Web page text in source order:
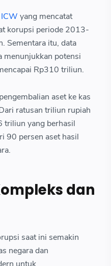
yang mencatat
korupsi periode 2013-
Sementara itu, data
menunjukkan potensi
Rp310 triliun.
aset ke kas
ratusan triliun rupiah
triliun yang berhasil
90 persen aset hasil
dan
saat ini semakin
negara dan